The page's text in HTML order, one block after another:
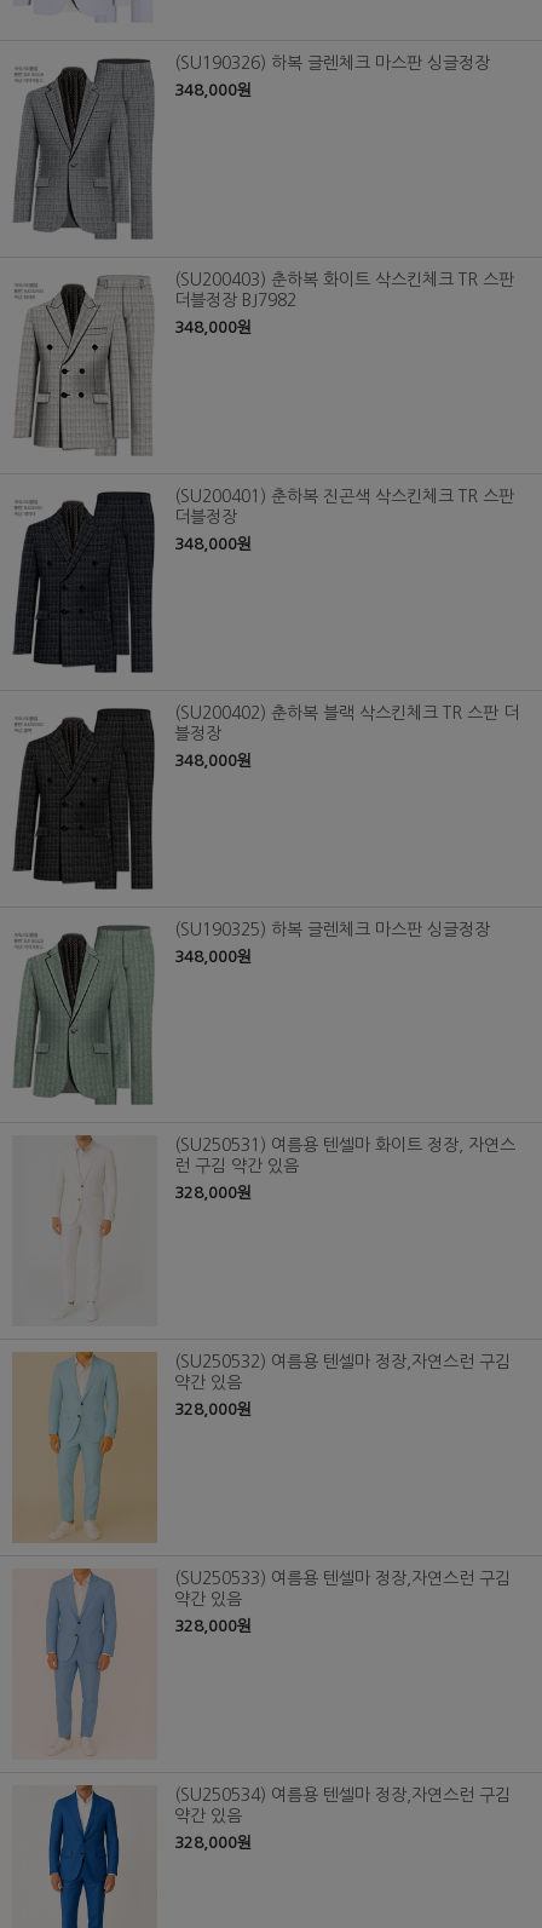
(SU190326) 하복 글렌체크 마스판 싱글정장
348,000원
(SU200403) 춘하복 화이트 삭스킨체크 TR 스판
더블정장 BJ7982
348,000원
(SU200401) 춘하복 진곤색 삭스킨체크 TR 스판
더블정장
348,000원
(SU200402) 춘하복 블랙 삭스킨체크 TR 스판 더
블정장
348,000원
(SU190325) 하복 글렌체크 마스판 싱글정장
348,000원
(SU250531) 여름용 텐셀마 화이트 정장, 자연스
런 구김 약간 있음
328,000원
(SU250532) 여름용 텐셀마 정장,자연스런 구김
약간 있음
328,000원
(SU250533) 여름용 텐셀마 정장,자연스런 구김
약간 있음
328,000원
(SU250534) 여름용 텐셀마 정장,자연스런 구김
약간 있음
328,000원